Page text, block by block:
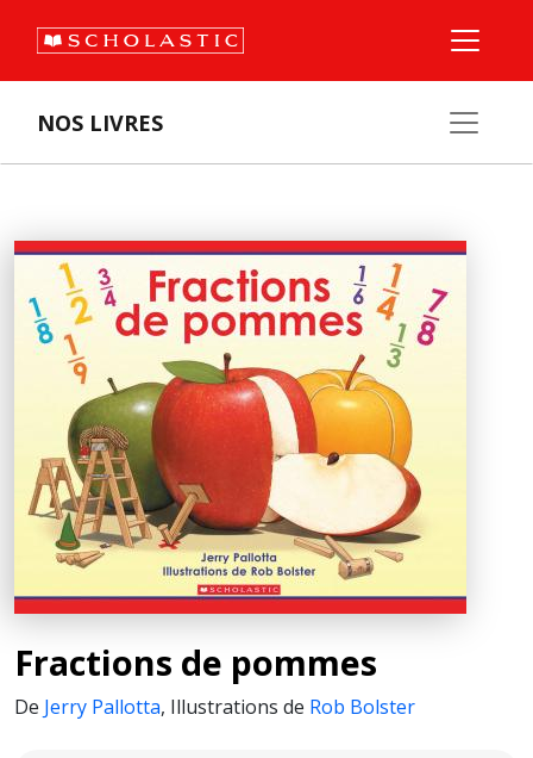
NOS LIVRES
Fractions de pommes
De Jerry Pallotta, Illustrations de Rob Bolster